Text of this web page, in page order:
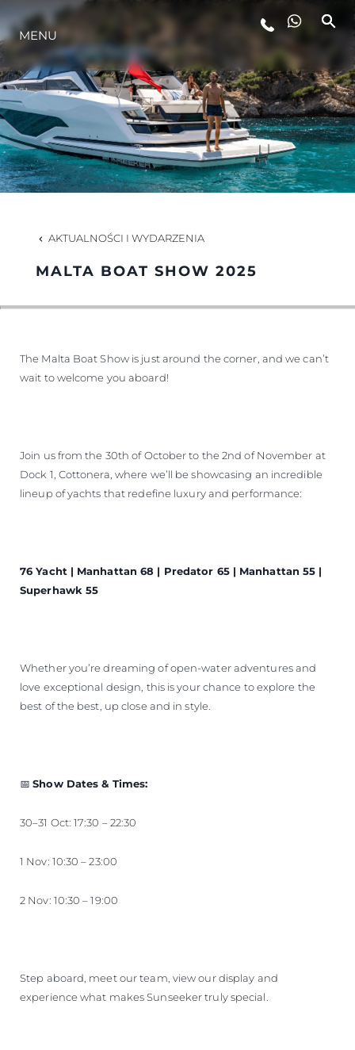
STYL ŻYCIA
INNOWACJA
PRZEDSIĘBIORSTWO
ZESPÓŁ
MENU
AKTUALNOŚCI I WYDARZENIA
MALTA BOAT SHOW 2025
The Malta Boat Show is just around the corner, and we can’t
wait to welcome you aboard!
Join us from the 30th of October to the 2nd of November at
Dock 1, Cottonera, where we’ll be showcasing an incredible
lineup of yachts that redefine luxury and performance:
76 Yacht | Manhattan 68 | Predator 65 | Manhattan 55 |
Superhawk 55
Whether you’re dreaming of open-water adventures and
love exceptional design, this is your chance to explore the
best of the best, up close and in style.
📅Show Dates & Times:
30–31 Oct: 17:30 – 22:30
1 Nov: 10:30 – 23:00
2 Nov: 10:30 – 19:00
Step aboard, meet our team, view our display and
experience what makes Sunseeker truly special.